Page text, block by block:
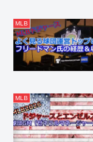
MLB
MLB